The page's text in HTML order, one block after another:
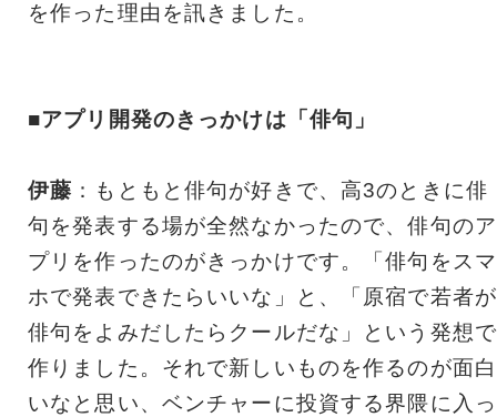
を作った理由を訊きました。
■アプリ開発のきっかけは「俳句」
伊藤 ：もともと俳句が好きで、高3のときに俳
句を発表する場が全然なかったので、俳句のア
プリを作ったのがきっかけです。「俳句をスマ
ホで発表できたらいいな」と、「原宿で若者が
俳句をよみだしたらクールだな」という発想で
作りました。それで新しいものを作るのが面白
いなと思い、ベンチャーに投資する界隈に入っ